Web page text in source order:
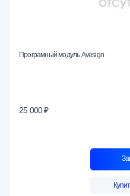
Програмный модуль Avesign
25 000 ₽